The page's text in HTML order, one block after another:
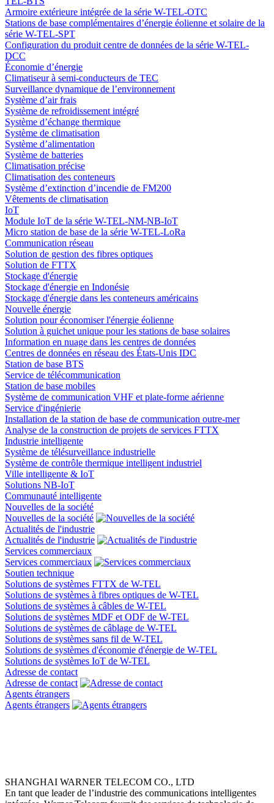
Armoire extérieure intégrée de la série W-TEL-OTC
Stations de base complémentaires d’énergie éolienne et solaire de la
série W-TEL-SPT
Configuration du produit centre de données de la série W-TEL-
DCC
Économie d’énergie
Climatiseur à semi-conducteurs de TEC
Surveillance dynamique de l’environnement
Système d’air frais
Système de refroidissement intégré
Système d’échange thermique
Système de climatisation
Système d’alimentation
Système de batteries
Climatisation précise
Climatisation des conteneurs
Système d’extinction d’incendie de FM200
Vêtements de climatisation
IoT
Module IoT de la série W-TEL-NM-NB-IoT
Micro station de base de la série W-TEL-LoRa
Communication réseau
Solution de gestion des fibres optiques
Solution de FTTX
Stockage d'énergie
Stockage d'énergie en Indonésie
Stockage d'énergie dans les conteneurs américains
Nouvelle énergie
Solution pour économiser l'énergie éolienne
Solution à guichet unique pour les stations de base solaires
Information en nuage dans les centres de données
Centres de données en réseau des États-Unis IDC
Station de base BTS
Service de télécommunication
Station de base mobiles
Système de communication VHF et plate-forme aérienne
Service d'ingénierie
Installation de la station de base de communication outre-mer
Analyse de la construction de projets de services FTTX
Industrie intelligente
Système de télésurveillance industrielle
Système de contrôle thermique intelligent industriel
Ville intelligente & IoT
Solutions NB-IoT
Communauté intelligente
Nouvelles de la société
Nouvelles de la société
Actualités de l'industrie
Actualités de l'industrie
Services commerciaux
Services commerciaux
Soutien technique
Solutions de systèmes FTTX de W-TEL
Solutions de systèmes à fibres optiques de W-TEL
Solutions de systèmes à câbles de W-TEL
Solutions de systèmes MDF et ODF de W-TEL
Solutions de systèmes de câblage de W-TEL
Solutions de systèmes sans fil de W-TEL
Solutions de systèmes d'économie d'énergie de W-TEL
Solutions de systèmes IoT de W-TEL
Adresse de contact
Adresse de contact
Agents étrangers
Agents étrangers
SHANGHAI WARNER TELECOM CO., LTD
En tant que leader de l’industrie des communications intelligentes